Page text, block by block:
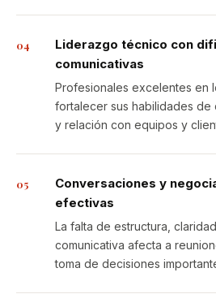
04
Liderazgo técnico con
comunicativas
Profesionales excelentes en
fortalecer sus habilidades de
y relación con equipos y
05
Conversaciones y
efectivas
La falta de estructura,
comunicativa afecta a
toma de decisiones